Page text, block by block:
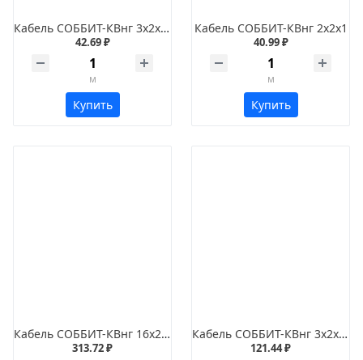
Кабель СОББИТ-КВнг 3х2х0,75
42.69 ₽
м
Купить
Кабель СОББИТ-КВнг 2х2х1
40.99 ₽
м
Купить
Кабель СОББИТ-КВнг 16х2х2,5
313.72 ₽
Кабель СОББИТ-КВнг 3х2х2,5
121.44 ₽